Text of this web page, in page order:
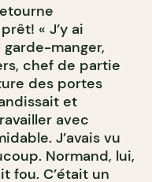
« J’y ai
manger,
chef de partie
des portes
et
avec
J’avais vu
Normand, lui,
fou. C’était un